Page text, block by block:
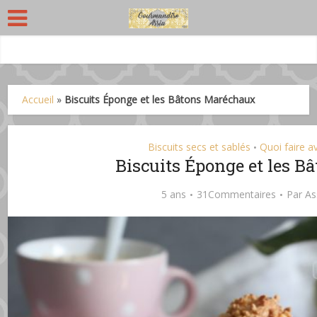
Accueil » Biscuits Éponge et les Bâtons Maréchaux
Biscuits secs et sablés • Quoi faire
Biscuits Éponge et les
5 ans 31Commentaires Par